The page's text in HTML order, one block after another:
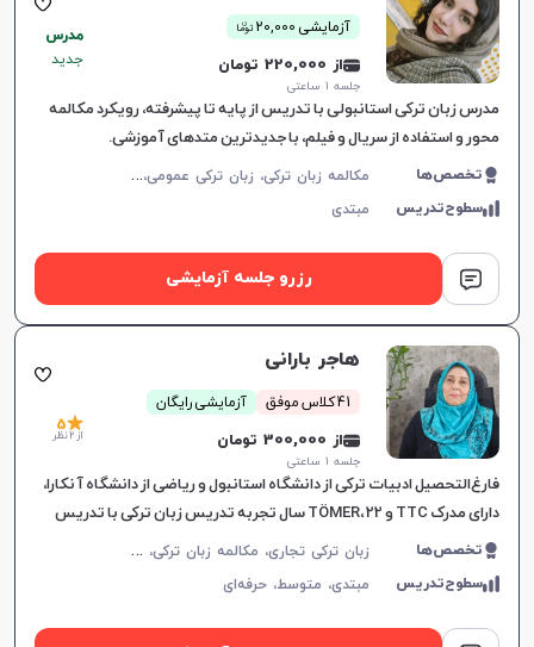
آزمایشی 20,000 توما
ن
از 220,000 تومان
جلسه ۱ ساعتی
مدرس
جدید
مدرس زبان ترکی استانبولی با تدریس از پایه تا پیشرفته، رویکرد مکالمه
محور و استفاده از سریال و فیلم، با جدیدترین متدهای آموزشی.
تخصص‌ها م
کالمه زبان ترکی، زبان ترکی عمومی، زبان ترکی کودکان
سطوح‌تدریس مبتدی
رزرو جلسه آزمایشی
هاجر بارانی
41 کلاس موفق آزمایشی رایگان
از 300,000 تومان
جلسه ۱ ساعتی
5
از 2 نظر
فارغ‌التحصیل ادبیات ترکی از دانشگاه استانبول و ریاضی از دانشگاه آنکارا،
دارای مدرک TTC و TÖMER، 22 سال تجربه تدریس زبان ترکی با تدریس
کتاب‌های Hitit، Yedi İklim و Istanbul.
تخصص‌ها ز
بان ترکی تجاری، مکالمه زبان ترکی، زبان ترکی عمومی، زبان ترکی کودکان، Tomer، TYS
سطوح‌تدریس مبتدی، متوسط،حرفه‌ای